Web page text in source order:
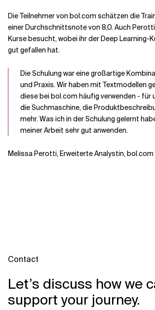
Die Teilnehmer von bol.com schätzen die
einer Durchschnittsnote von 8,0. Auch
Kurse besucht, wobei ihr der Deep Learning-
gut gefallen hat.
Die Schulung war eine großartige
und Praxis. Wir haben mit Textmodellen
diese bei bol.com häufig verwenden - für
die Suchmaschine, die
mehr. Was ich in der Schulung gelernt
meiner Arbeit sehr gut anwenden.
Melissa Perotti, Erweiterte Analystin, bol.com
Contact
Let’s discuss how we
support your journey.